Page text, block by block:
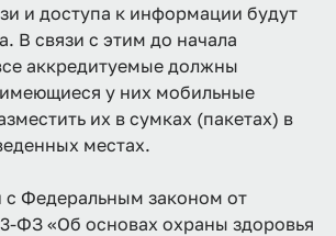
и доступа к информации будут
В связи с этим до начала
аккредитуемые должны
у них мобильные
их в сумках (пакетах) в
местах.
с Федеральным законом от
ФЗ «Об основах охраны здоровья